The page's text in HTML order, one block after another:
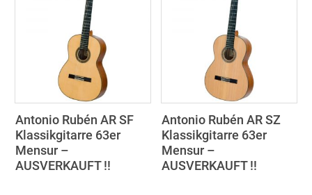
Antonio Rubén AR SF
Klassikgitarre 63er
Mensur –
AUSVERKAUFT !!
Antonio Rubén AR SZ
Klassikgitarre 63er
Mensur –
AUSVERKAUFT !!